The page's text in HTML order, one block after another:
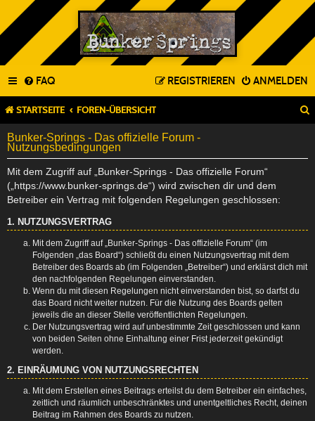
FAQ ANMELDEN
REGISTRIEREN
STARTSEITE FOREN-ÜBERSICHT
Bunker-Springs - Das offizielle Forum -
Nutzungsbedingungen
Mit dem Zugriff auf „Bunker-Springs - Das offizielle Forum“
(„https://www.bunker-springs.de“) wird zwischen dir und dem
Betreiber ein Vertrag mit folgenden Regelungen geschlossen:
1. NUTZUNGSVERTRAG
Mit dem Zugriff auf „Bunker-Springs - Das offizielle Forum“ (im
Folgenden „das Board“) schließt du einen Nutzungsvertrag mit dem
Betreiber des Boards ab (im Folgenden „Betreiber“) und erklärst dich mit
den nachfolgenden Regelungen einverstanden.
Wenn du mit diesen Regelungen nicht einverstanden bist, so darfst du
das Board nicht weiter nutzen. Für die Nutzung des Boards gelten
jeweils die an dieser Stelle veröffentlichten Regelungen.
Der Nutzungsvertrag wird auf unbestimmte Zeit geschlossen und kann
von beiden Seiten ohne Einhaltung einer Frist jederzeit gekündigt
werden.
2. EINRÄUMUNG VON NUTZUNGSRECHTEN
Mit dem Erstellen eines Beitrags erteilst du dem Betreiber ein einfaches,
zeitlich und räumlich unbeschränktes und unentgeltliches Recht, deinen
Beitrag im Rahmen des Boards zu nutzen.